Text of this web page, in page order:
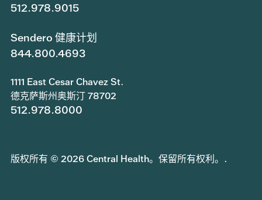
512.978.9015
Sendero 健康计划
844.800.4693
1111 East Cesar Chavez St.
德克萨斯州奥斯汀 78702
512.978.8000
版权所有 © 2026 Central Health。保留所有权利。.